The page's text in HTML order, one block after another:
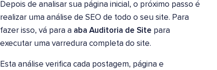
Depois de analisar sua página inicial, o próximo passo é
realizar uma análise de SEO de todo o seu site. Para
fazer isso, vá para a aba Auditoria de Site para
executar uma varredura completa do site.
Esta análise verifica cada postagem, página e